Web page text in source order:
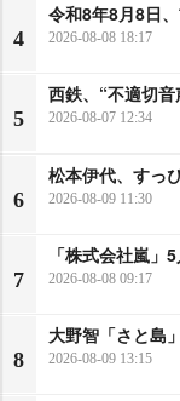
4
令和8年8月8日
2026-08-08 18:17
5
西鉄、“不適切
2026-08-07 12:34
6
松本伊代、すっ
2026-08-09 11:30
7
「株式会社嵐」
2026-08-08 09:17
8
大野智「さと島
2026-08-09 13:15